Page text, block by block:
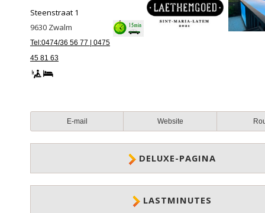
Steenstraat 1
9630 Zwalm
Tel:0474/36 56 77 | 0475
45 81 63
E-mail Website
DELUXE-PAGINA
LASTMINUTES